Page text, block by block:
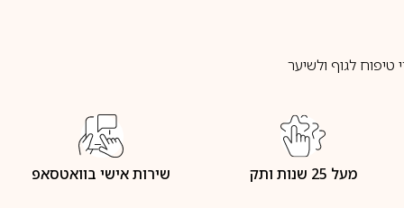
לגוף ולשיער
מעל 25 שנות ותק שירות אישי בוואטסאפ